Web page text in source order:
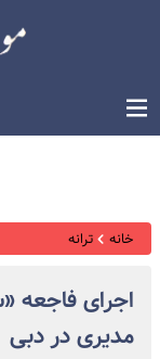
خانه ترانه
اجرای فاجعه
مدیری در دبی